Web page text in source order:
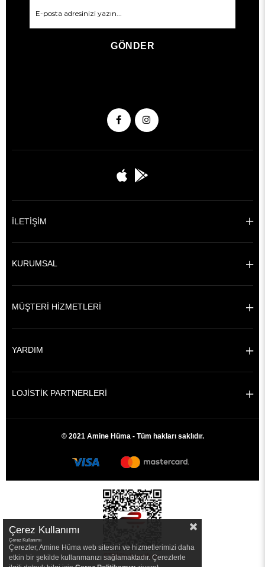
GÖNDER
İLETİŞİM
KURUMSAL
MÜŞTERİ HİZMETLERİ
YARDIM
LOJİSTİK PARTNERLERİ
© 2021 Amine Hüma - Tüm hakları saklıdır.
Çerez Kullanımı
Çerez Kullanımı
Çerezler, Amine Hüma web sitesini ve hizmetlerimizi daha
etkin bir şekilde kullanmanızı sağlamaktadır. Çerezlerle